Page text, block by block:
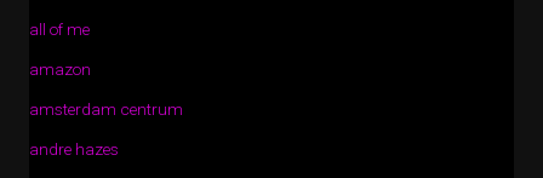
all of me
amazon
amsterdam centrum
andre hazes